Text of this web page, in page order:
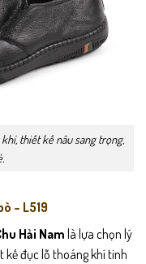
thiết kế nâu sang trọng,
– L519
Hải Nam là lựa chọn lý
kế đục lỗ thoáng khí tinh